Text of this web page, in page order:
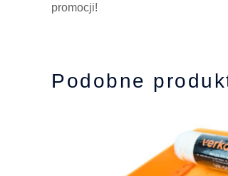
promocji!
Podobne